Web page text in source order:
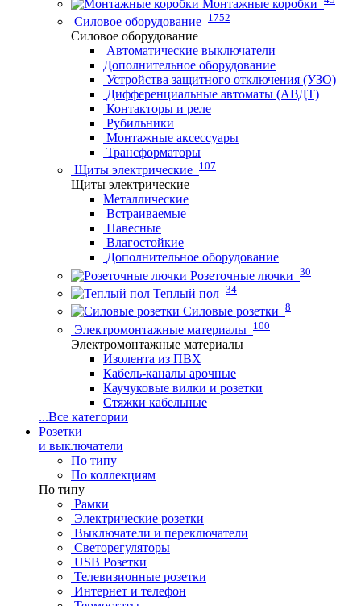
Монтажные коробки
Силовое оборудование 1752
Силовое оборудование
Автоматические выключатели
Дополнительное оборудование
Устройства защитного отключения (УЗО)
Дифференциальные автоматы (АВДТ)
Контакторы и реле
Рубильники
Монтажные аксессуары
Трансформаторы
Щиты электрические 107
Щиты электрические
Металлические
Встраиваемые
Навесные
Влагостойкие
Дополнительное оборудование
Розеточные лючки 30
Теплый пол 34
Силовые розетки 8
Электромонтажные материалы 100
Электромонтажные материалы
Изолента из ПВХ
Кабель-каналы арочные
Каучуковые вилки и розетки
Стяжки кабельные
...Все категории
Розетки
и выключатели
По типу
По коллекциям
По типу
Рамки
Электрические розетки
Выключатели и переключатели
Светорегуляторы
USB Розетки
Телевизионные розетки
Интернет и телефон